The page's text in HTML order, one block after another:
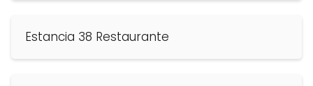
Estancia 38 Restaurante